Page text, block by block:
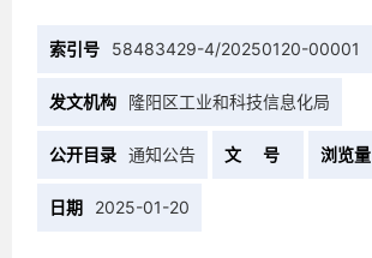
索引号 58483429-4/20250120-00001
发文机构 隆阳区工业和科技信息化局
公开目录 通知公告 文 号 浏览量
日期 2025-01-20